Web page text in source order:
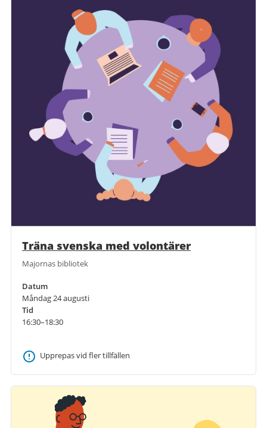
Träna svenska med volontärer
Majornas bibliotek
Datum
Måndag 24 augusti
Tid
16:30–18:30
Upprepas vid fler tillfällen